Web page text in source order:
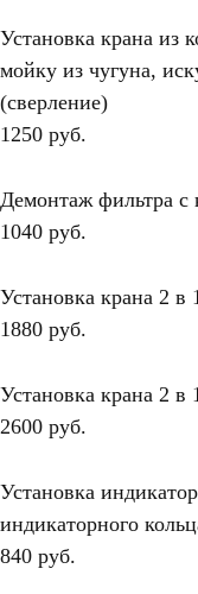
Установка крана из
мойку из чугуна,
(сверление)
1250 руб.
Демонтаж фильтра с
1040 руб.
Установка крана 2 в
1880 руб.
Установка крана 2 в
2600 руб.
Установка
индикаторного
840 руб.